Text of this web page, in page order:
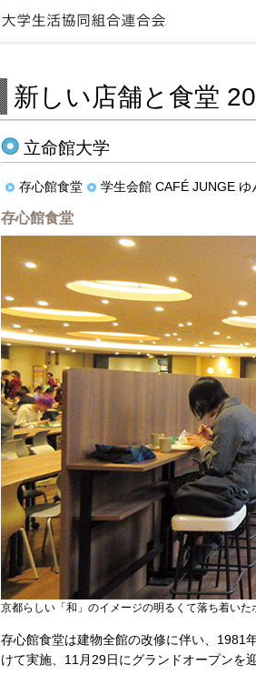
新しい店舗と食堂
立命館大学
存心館食堂 学生会館 CAFÉ JUNGE ゆ
存心館食堂
京都らしい「和」のイメージの明るくて落ち着い
存心館食堂は建物全館の改修に伴い、1981
けて実施、11月29日にグランドオープンを